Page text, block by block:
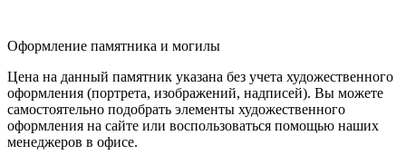
Оформление памятника и могилы
Цена на данный памятник указана без учета художественного
оформления (портрета, изображений, надписей). Вы можете
самостоятельно подобрать элементы художественного
оформления на сайте или воспользоваться помощью наших
менеджеров в офисе.